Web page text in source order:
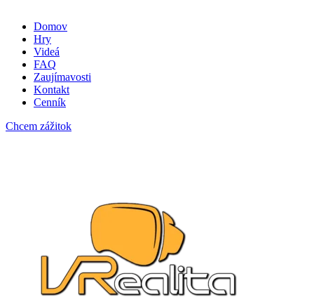
Domov
Hry
Videá
FAQ
Zaujímavosti
Kontakt
Cenník
Chcem zážitok